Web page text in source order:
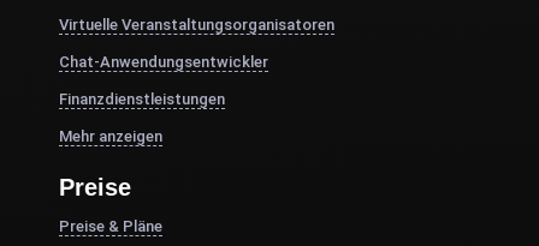
Virtuelle Veranstaltungsorganisatoren
Chat-Anwendungsentwickler
Finanzdienstleistungen
Mehr anzeigen
Preise
Preise & Pläne